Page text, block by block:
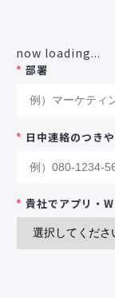
now loading...
部署
*
日中連絡のつき
*
貴社でアプリ・
*